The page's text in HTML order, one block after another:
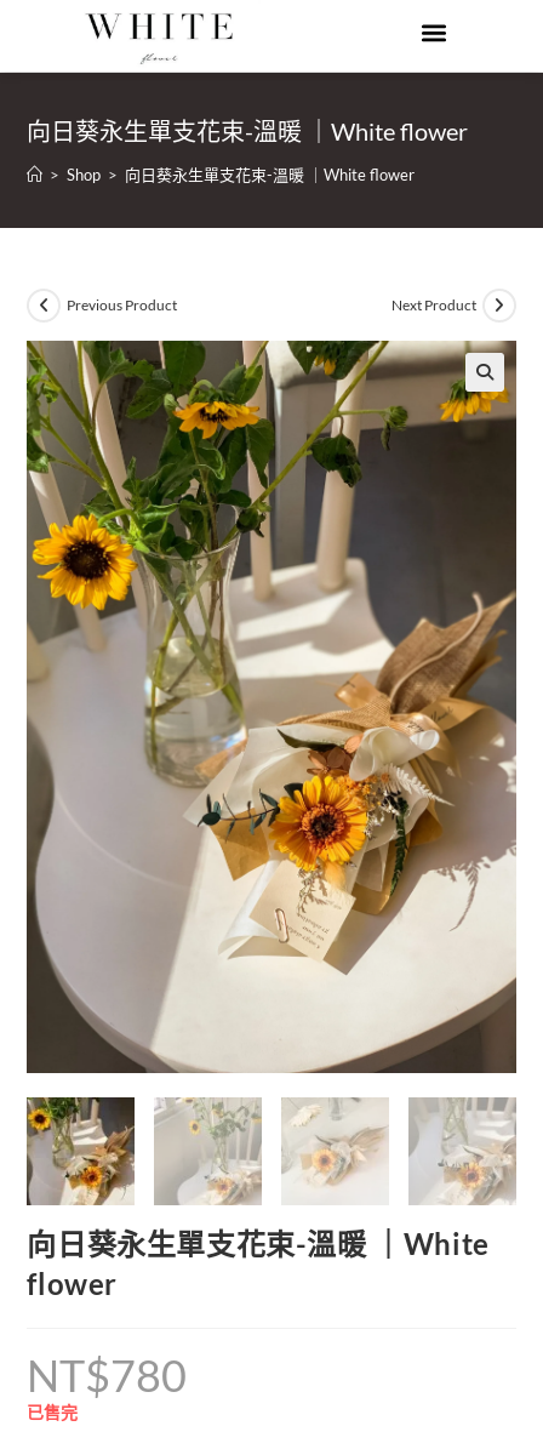
向日葵永生單支花束-溫暖 ｜White flower
> Shop > 向日葵永生單支花束-溫暖 ｜White flower
Previous Product Next Product
向日葵永生單支花束-溫暖 ｜White
flower
NT$780
已售完